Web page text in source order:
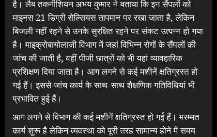
है। लैब तकनीशियन अभय कुमार ने बताया कि इन सैंपलों को
माइनस 21 डिग्री सेल्सियस तापमान पर रखा जाता है, लेकिन
बिजली नहीं रहने से उनके सुरक्षित रहने पर संकट उत्पन्न हो गया
है। माइक्रोबायोलाजी विभाग में जहां विभिन्न रोगों के सैंपलों की
जांच की जाती है, वहीं पीजी छात्रों को भी यहां व्यावहारिक
प्रशिक्षण दिया जाता है। आग लगने से कई मशीनें क्षतिग्रस्त हो
गई हैं। इससे जांच कार्य के साथ-साथ शैक्षणिक गतिविधियां भी
प्रभावित हुई हैं।
आग लगने से विभाग की कई मशीनें क्षतिग्रस्त हो गई हैं। मरम्मत
कार्य शुरू है लेकिन व्यवस्था को पूरी तरह सामान्य होने में समय